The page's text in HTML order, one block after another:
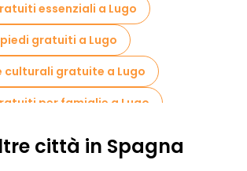
essenziali a Lugo
gratuiti a Lugo
culturali gratuite a Lugo
per famiglie a Lugo
città in Spagna